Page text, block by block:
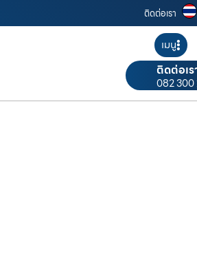
ติดต่อเรา
เมนู
ติดต่อเ
082 300